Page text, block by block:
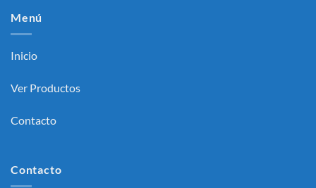
Menú
Inicio
Ver Productos
Contacto
Contacto